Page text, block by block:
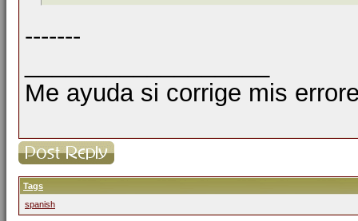
-------
Me ayuda si corrige mis
Tags
spanish